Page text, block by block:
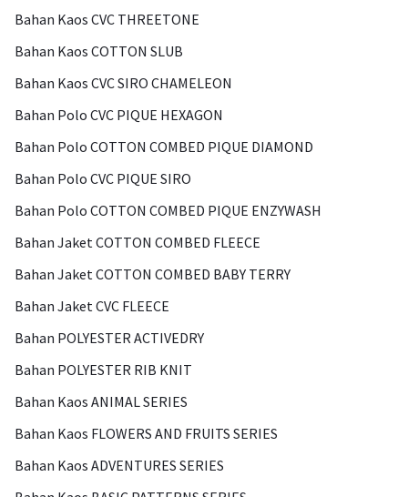
Bahan Kaos CVC THREETONE
Bahan Kaos COTTON SLUB
Bahan Kaos CVC SIRO CHAMELEON
Bahan Polo CVC PIQUE HEXAGON
Bahan Polo COTTON COMBED PIQUE DIAMOND
Bahan Polo CVC PIQUE SIRO
Bahan Polo COTTON COMBED PIQUE ENZYWASH
Bahan Jaket COTTON COMBED FLEECE
Bahan Jaket COTTON COMBED BABY TERRY
Bahan Jaket CVC FLEECE
Bahan POLYESTER ACTIVEDRY
Bahan POLYESTER RIB KNIT
Bahan Kaos ANIMAL SERIES
Bahan Kaos FLOWERS AND FRUITS SERIES
Bahan Kaos ADVENTURES SERIES